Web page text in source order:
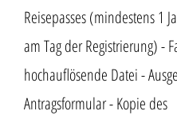
Reisepasses (mindestens 1
am Tag der Registrierung) -
hochauflösende Datei -
Antragsformular - Kopie des